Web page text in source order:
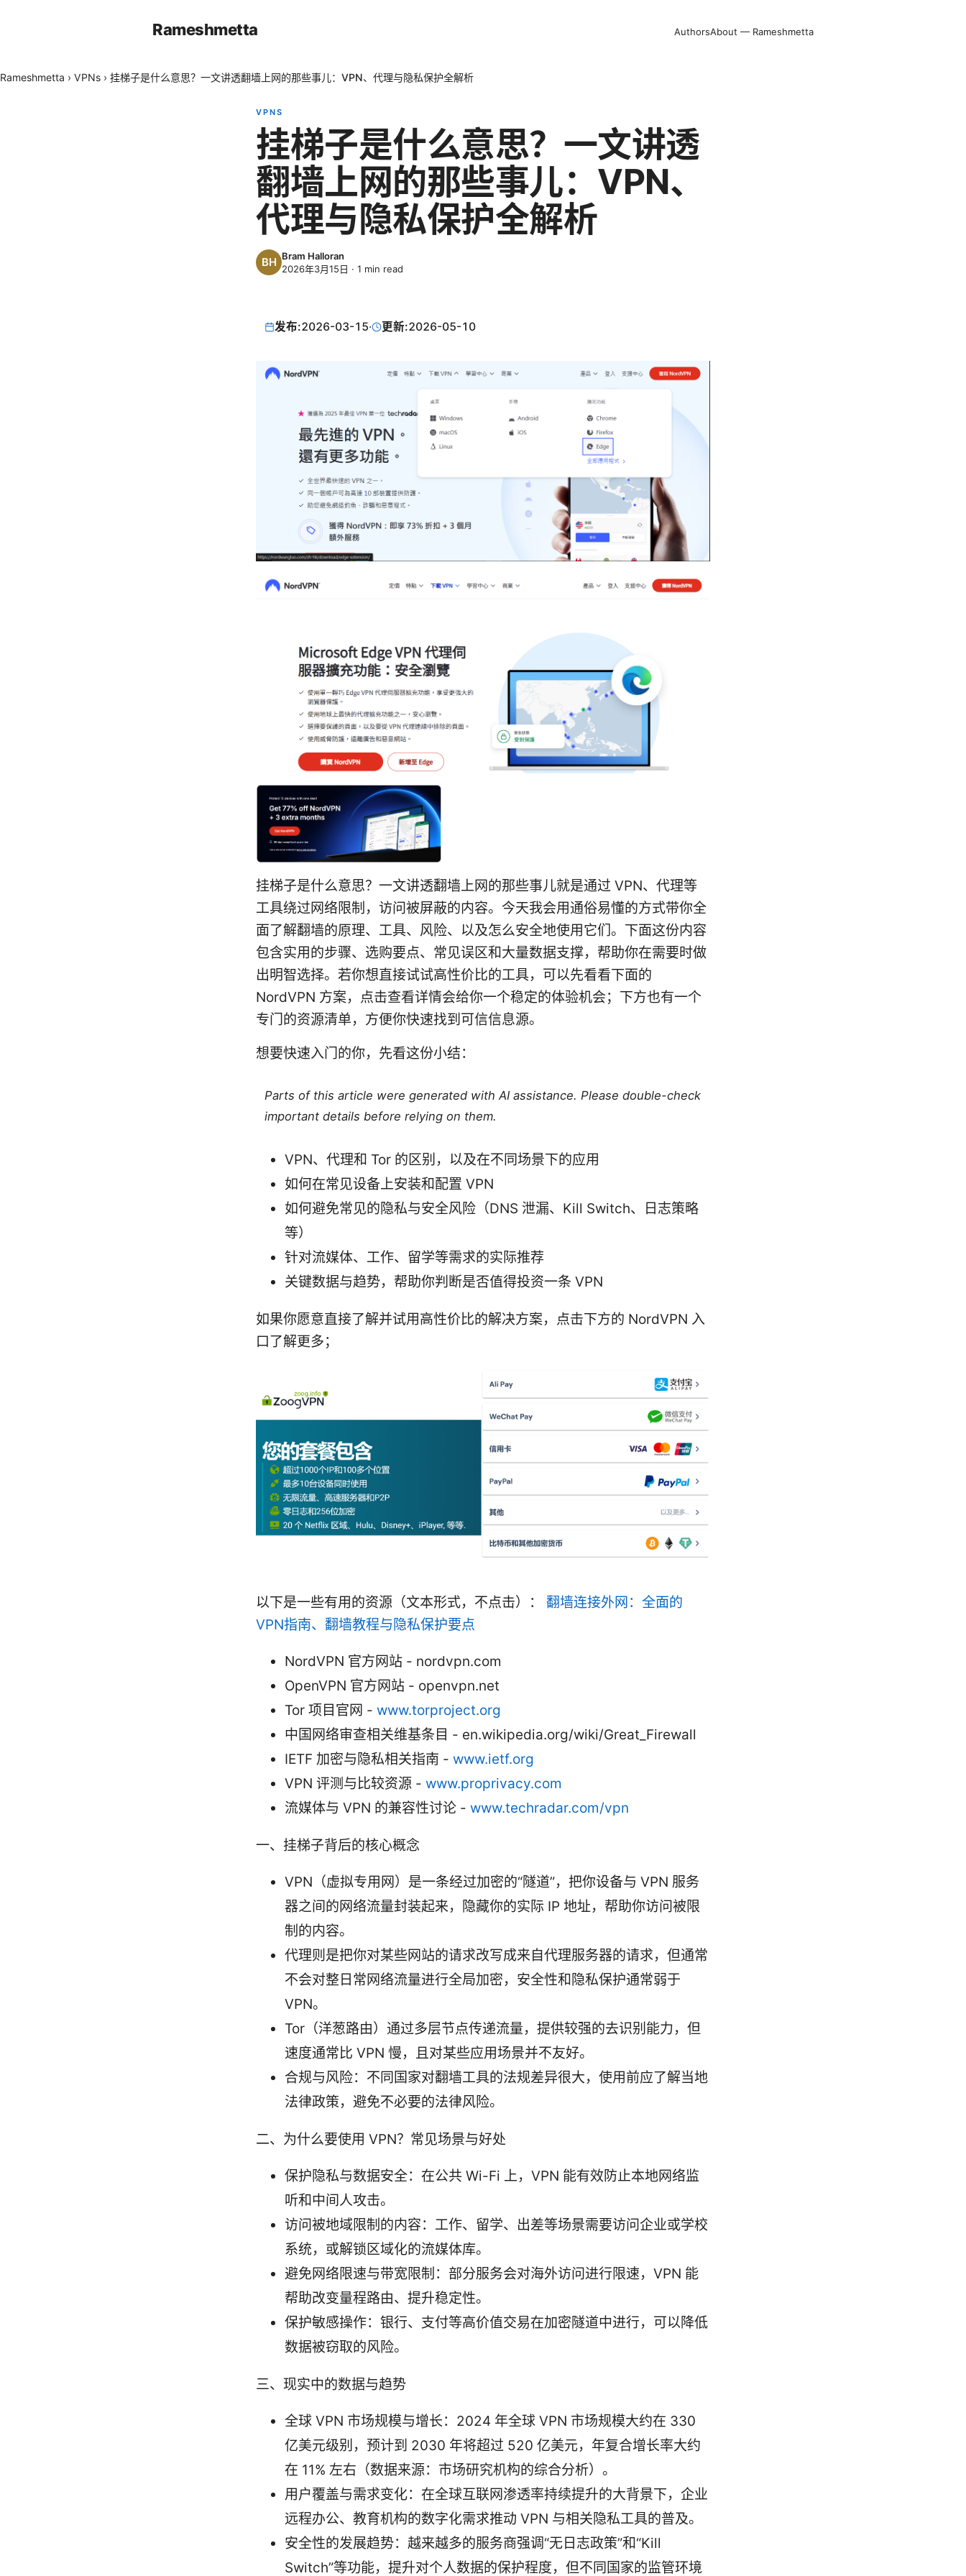
Rameshmetta AuthorsAbout — Rameshmetta
Rameshmetta › VPNs › 挂梯子是什么意思？一文讲透翻墙上网的那些事儿：VPN、代理与隐私保护全解析
VPNS
挂梯子是什么意思？一文讲透
翻墙上网的那些事儿：VPN、
代理与隐私保护全解析
Bram Halloran
2026年3月15日 · 1 min read
发布:2026-03-15· 更新:2026-05-10
挂梯子是什么意思？一文讲透翻墙上网的那些事儿就是通过 VPN、代理等
工具绕过网络限制，访问被屏蔽的内容。今天我会用通俗易懂的方式带你全
面了解翻墙的原理、工具、风险、以及怎么安全地使用它们。下面这份内容
包含实用的步骤、选购要点、常见误区和大量数据支撑，帮助你在需要时做
出明智选择。若你想直接试试高性价比的工具，可以先看看下面的
NordVPN 方案，点击查看详情会给你一个稳定的体验机会；下方也有一个
专门的资源清单，方便你快速找到可信信息源。
想要快速入门的你，先看这份小结：
Parts of this article were generated with AI assistance. Please double-check
important details before relying on them.
VPN、代理和 Tor 的区别，以及在不同场景下的应用
如何在常见设备上安装和配置 VPN
如何避免常见的隐私与安全风险（DNS 泄漏、Kill Switch、日志策略
等）
针对流媒体、工作、留学等需求的实际推荐
关键数据与趋势，帮助你判断是否值得投资一条 VPN
如果你愿意直接了解并试用高性价比的解决方案，点击下方的 NordVPN 入
口了解更多；
以下是一些有用的资源（文本形式，不点击）： 翻墙连接外网：全面的
VPN指南、翻墙教程与隐私保护要点
NordVPN 官方网站 - nordvpn.com
OpenVPN 官方网站 - openvpn.net
Tor 项目官网 - www.torproject.org
中国网络审查相关维基条目 - en.wikipedia.org/wiki/Great_Firewall
IETF 加密与隐私相关指南 - www.ietf.org
VPN 评测与比较资源 - www.proprivacy.com
流媒体与 VPN 的兼容性讨论 - www.techradar.com/vpn
一、挂梯子背后的核心概念
VPN（虚拟专用网）是一条经过加密的“隧道”，把你设备与 VPN 服务
器之间的网络流量封装起来，隐藏你的实际 IP 地址，帮助你访问被限
制的内容。
代理则是把你对某些网站的请求改写成来自代理服务器的请求，但通常
不会对整日常网络流量进行全局加密，安全性和隐私保护通常弱于
VPN。
Tor（洋葱路由）通过多层节点传递流量，提供较强的去识别能力，但
速度通常比 VPN 慢，且对某些应用场景并不友好。
合规与风险：不同国家对翻墙工具的法规差异很大，使用前应了解当地
法律政策，避免不必要的法律风险。
二、为什么要使用 VPN？常见场景与好处
保护隐私与数据安全：在公共 Wi-Fi 上，VPN 能有效防止本地网络监
听和中间人攻击。
访问被地域限制的内容：工作、留学、出差等场景需要访问企业或学校
系统，或解锁区域化的流媒体库。
避免网络限速与带宽限制：部分服务会对海外访问进行限速，VPN 能
帮助改变量程路由、提升稳定性。
保护敏感操作：银行、支付等高价值交易在加密隧道中进行，可以降低
数据被窃取的风险。
三、现实中的数据与趋势
全球 VPN 市场规模与增长：2024 年全球 VPN 市场规模大约在 330
亿美元级别，预计到 2030 年将超过 520 亿美元，年复合增长率大约
在 11% 左右（数据来源：市场研究机构的综合分析）。
用户覆盖与需求变化：在全球互联网渗透率持续提升的大背景下，企业
远程办公、教育机构的数字化需求推动 VPN 与相关隐私工具的普及。
安全性的发展趋势：越来越多的服务商强调“无日志政策”和“Kill
Switch”等功能，提升对个人数据的保护程度，但不同国家的监管环境